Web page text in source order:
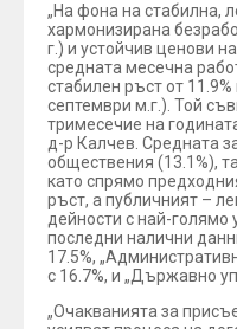
„На фона на стабилна,
хармонизирана
г.) и устойчив ценови
средната месечна
стабилен ръст от
септември м.г.). Той
тримесечие на
д-р Калчев. Средната
обществения (13.1%),
като спрямо
ръст, а публичният –
дейности с най-
последни налични
17.5%,
с 16.7%, и „Държавно
„Очакванията за